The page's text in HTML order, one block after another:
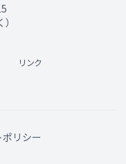
リンク
ポリシー